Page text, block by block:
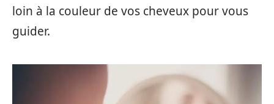
loin à la couleur de vos cheveux pour vous
guider.